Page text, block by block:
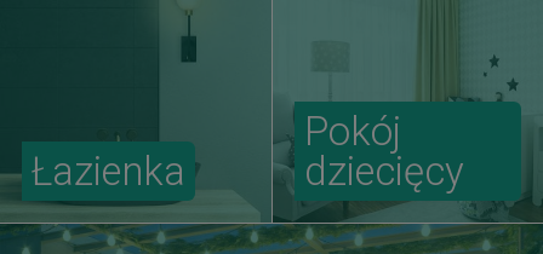
Łazienka
Pokój
dziecięcy